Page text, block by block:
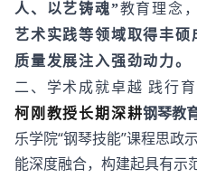
人、以艺铸魂”教育理念，
艺术实践等领域取得丰
质量发展注入强劲动力。
二、学术成就卓越 践行
柯刚教授长期深耕钢琴教
乐学院“钢琴技能”课程思政
能深度融合，构建起具有示